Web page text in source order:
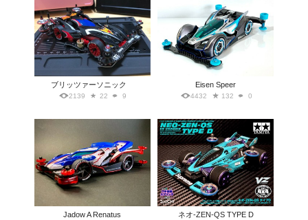
ブリッツァーソニック
2139 22 9
Eisen Speer
4432 132 0
Jadow A Renatus ネオ-ZEN-QS TYPE D